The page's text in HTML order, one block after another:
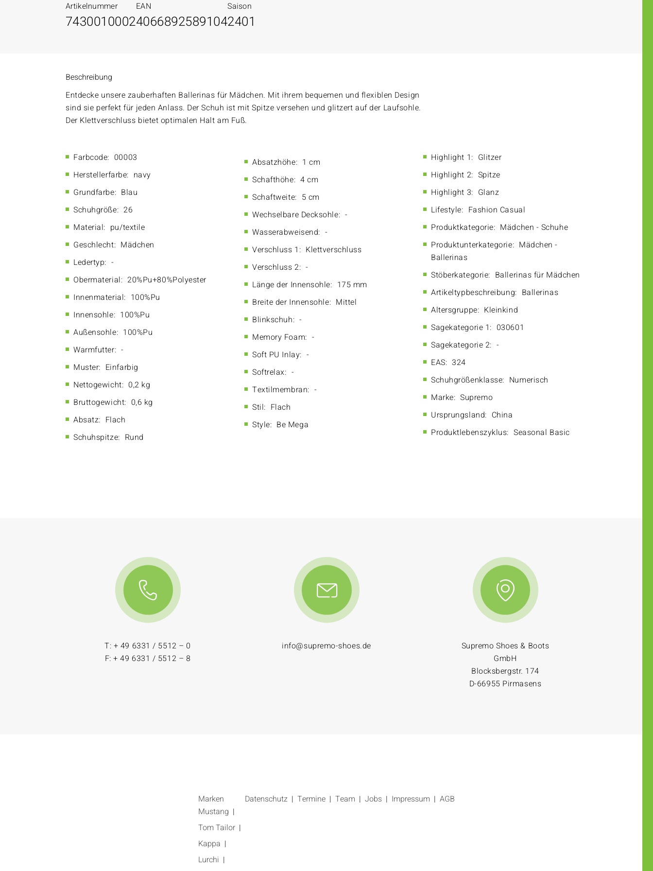
Artikelnummer
7430010002
EAN
4066892589104
Saison
2401
Beschreibung
Entdecke unsere zauberhaften Ballerinas für Mädchen. Mit ihrem bequemen und flexiblen Design
sind sie perfekt für jeden Anlass. Der Schuh ist mit Spitze versehen und glitzert auf der Laufsohle.
Der Klettverschluss bietet optimalen Halt am Fuß.
Farbcode: 00003
Herstellerfarbe: navy
Grundfarbe: Blau
Schuhgröße: 26
Material: pu/textile
Geschlecht: Mädchen
Ledertyp: -
Obermaterial: 20%Pu+80%Polyester
Innenmaterial: 100%Pu
Innensohle: 100%Pu
Außensohle: 100%Pu
Warmfutter: -
Muster: Einfarbig
Nettogewicht: 0,2 kg
Bruttogewicht: 0,6 kg
Absatz: Flach
Schuhspitze: Rund
Absatzhöhe: 1 cm
Schafthöhe: 4 cm
Schaftweite: 5 cm
Wechselbare Decksohle: -
Wasserabweisend: -
Verschluss 1: Klettverschluss
Verschluss 2: -
Länge der Innensohle: 175 mm
Breite der Innensohle: Mittel
Blinkschuh: -
Memory Foam: -
Soft PU Inlay: -
Softrelax: -
Textilmembran: -
Stil: Flach
Style: Be Mega
Highlight 1: Glitzer
Highlight 2: Spitze
Highlight 3: Glanz
Lifestyle: Fashion Casual
Produktkategorie: Mädchen - Schuhe
Produktunterkategorie: Mädchen -
Ballerinas
Stöberkategorie: Ballerinas für Mädchen
Artikeltypbeschreibung: Ballerinas
Altersgruppe: Kleinkind
Sagekategorie 1: 030601
Sagekategorie 2: -
EAS: 324
Schuhgrößenklasse: Numerisch
Marke: Supremo
Ursprungsland: China
Produktlebenszyklus: Seasonal Basic
T: + 49 6331 / 5512 – 0
F: + 49 6331 / 5512 – 8
info@supremo-shoes.de
Supremo Shoes & Boots
GmbH
Blocksbergstr. 174
D-66955 Pirmasens
Marken
Mustang
Tom Tailor
Kappa
Lurchi
Datenschutz Termine Team Jobs Impressum AGB